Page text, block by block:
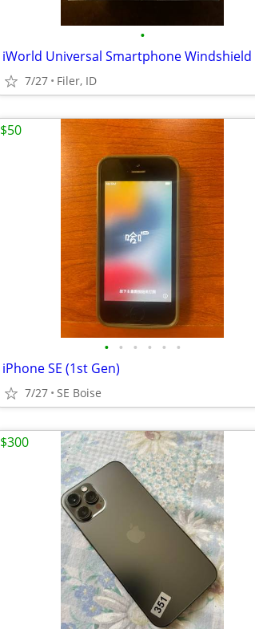
•
7/27 Filer, ID
• • • • • •
iPhone SE (1st Gen)
7/27 SE Boise
$50
$300